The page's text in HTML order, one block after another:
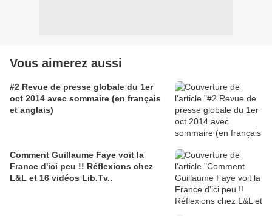
Vous aimerez aussi
#2 Revue de presse globale du 1er
oct 2014 avec sommaire (en français
et anglais)
Comment Guillaume Faye voit la
France d'ici peu !! Réflexions chez
L&L et 16 vidéos Lib.Tv..